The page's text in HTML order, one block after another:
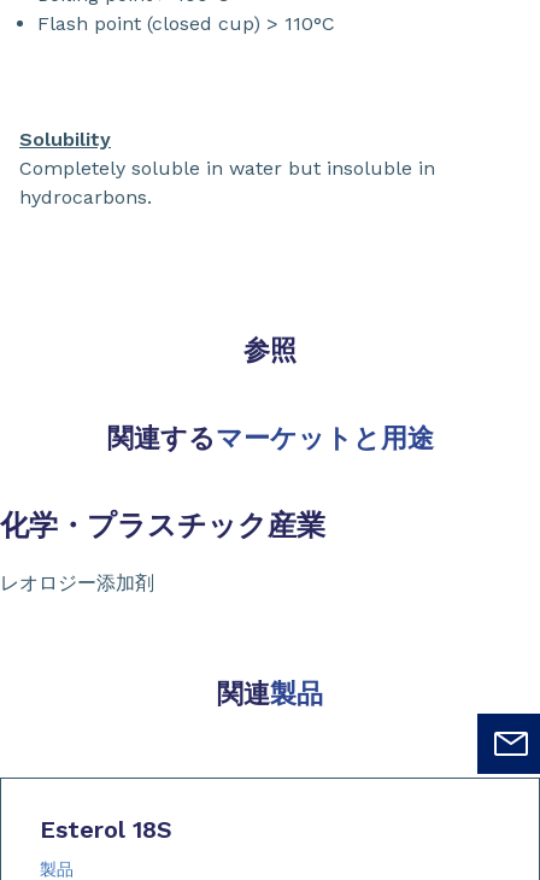
Flash point (closed cup) > 110°C
Solubility
Completely soluble in water but insoluble in
hydrocarbons.
参照
関連するマーケットと用途
化学・プラスチック産業
レオロジー添加剤
関連製品
Esterol 18S
製品